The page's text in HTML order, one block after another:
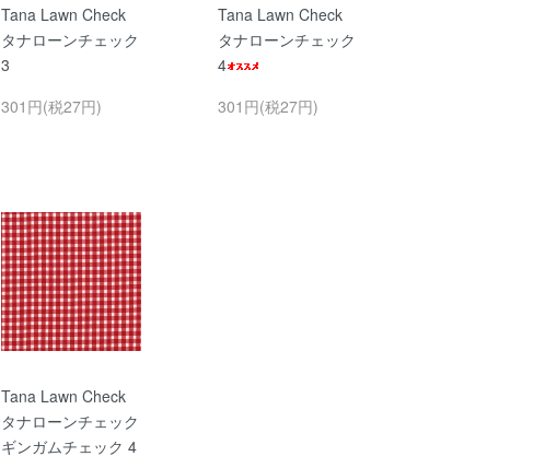
Tana Lawn Check
タナローンチェック
3
301円(税27円)
Tana Lawn Check
タナローンチェック
4
301円(税27円)
Tana Lawn Check
タナローンチェック
ギンガムチェック 4